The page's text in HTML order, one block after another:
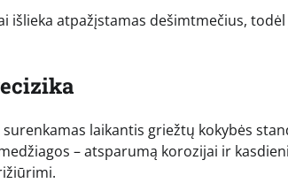
išlieka atpažįstamas dešimtmečius,
surenkamas laikantis griežtų kokybės
– atsparumą korozijai ir